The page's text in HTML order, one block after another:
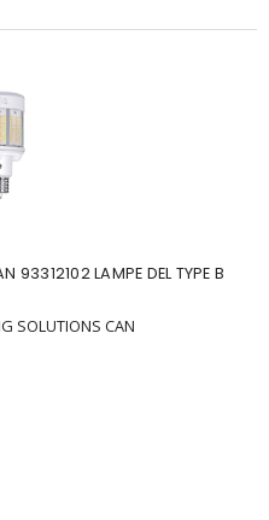
93312102 LAMPE DEL TYPE B
SOLUTIONS CAN